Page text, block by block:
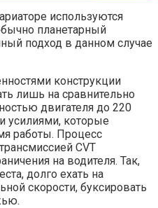
используются
планетарный
подход в данном случае
конструкции
лишь на сравнительно
двигателя до 220
усилиями, которые
работы. Процесс
CVT
на водителя. Так,
долго ехать на
скорости, буксировать